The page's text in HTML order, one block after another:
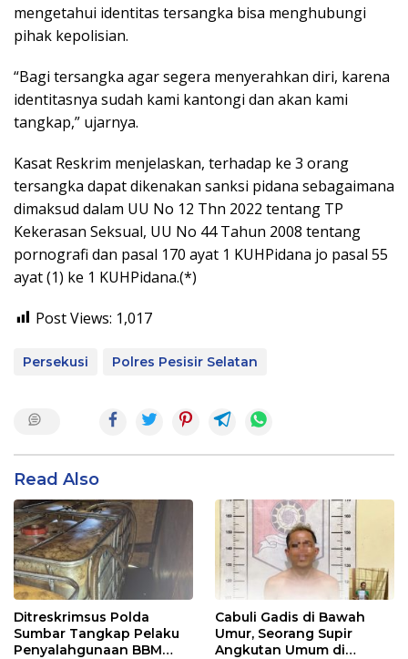
mengetahui identitas tersangka bisa menghubungi
pihak kepolisian.
“Bagi tersangka agar segera menyerahkan diri, karena
identitasnya sudah kami kantongi dan akan kami
tangkap,” ujarnya.
Kasat Reskrim menjelaskan, terhadap ke 3 orang
tersangka dapat dikenakan sanksi pidana sebagaimana
dimaksud dalam UU No 12 Thn 2022 tentang TP
Kekerasan Seksual, UU No 44 Tahun 2008 tentang
pornografi dan pasal 170 ayat 1 KUHPidana jo pasal 55
ayat (1) ke 1 KUHPidana.(*)
Post Views: 1,017
Persekusi Polres Pesisir Selatan
Read Also
Ditreskrimsus Polda
Sumbar Tangkap Pelaku
Penyalahgunaan BBM
Cabuli Gadis di Bawah
Umur, Seorang Supir
Angkutan Umum di